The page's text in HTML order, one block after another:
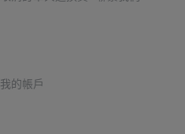
我的帳戶